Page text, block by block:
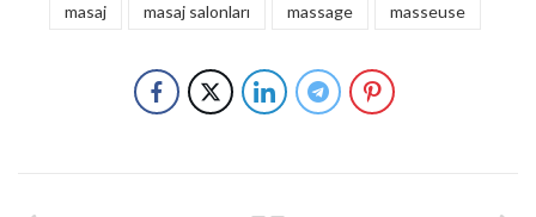
masaj masaj salonları massage masseuse